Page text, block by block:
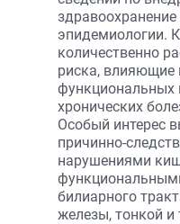
эпидемиологии.
количественно
риска, влияющие
функциональных
хронических
Особый интерес
причинно-
нарушениями
билиарного
железы, тонкой и